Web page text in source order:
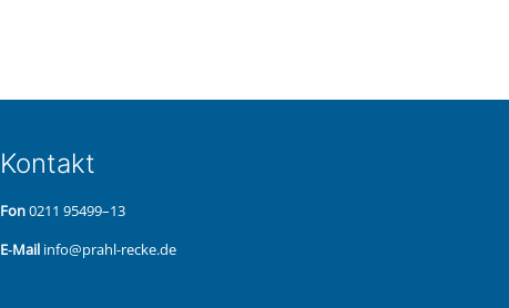
Kon­takt
Fon0211 95499–13
E‑Mail info@prahl-recke.de